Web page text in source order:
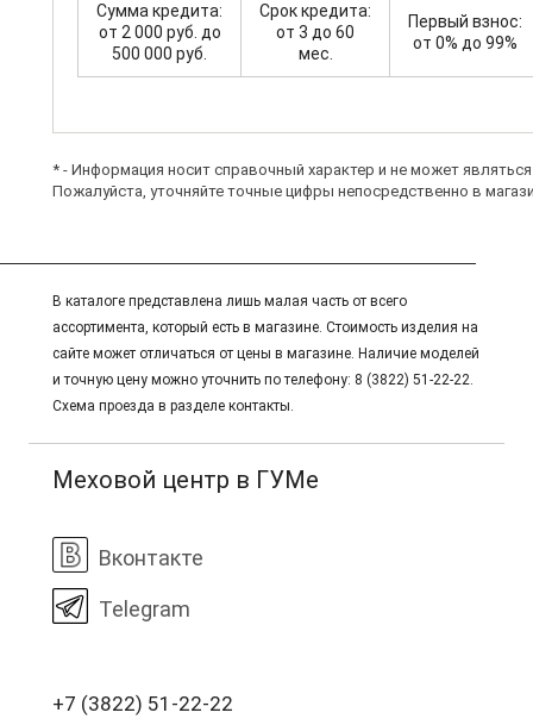
Сумма кредита:
от 2 000 руб. до
500 000 руб.
Срок кредита:
от 3 до 60
мес.
Первый взнос:
от 0% до 99%
* - Информация носит справочный характер и не может
Пожалуйста, уточняйте точные цифры непосредственно в
В каталоге представлена лишь малая часть от всего
ассортимента, который есть в магазине. Стоимость изделия на
сайте может отличаться от цены в магазине. Наличие моделей
и точную цену можно уточнить по телефону: 8 (3822) 51-22-22.
Схема проезда в разделе контакты.
Меховой центр в ГУМе
Вконтакте
Telegram
+7 (3822) 51-22-22